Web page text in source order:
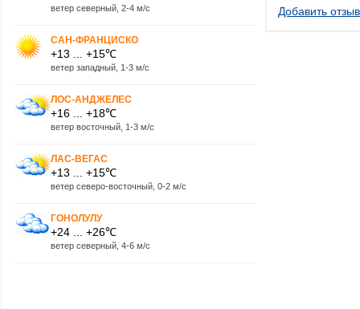
ветер северный, 2-4 м/с
САН-ФРАНЦИСКО
+13 ... +15℃
ветер западный, 1-3 м/с
ЛОС-АНДЖЕЛЕС
+16 ... +18℃
ветер восточный, 1-3 м/с
ЛАС-ВЕГАС
+13 ... +15℃
ветер северо-восточный, 0-2 м/с
ГОНОЛУЛУ
+24 ... +26℃
ветер северный, 4-6 м/с
Добавить отзыв